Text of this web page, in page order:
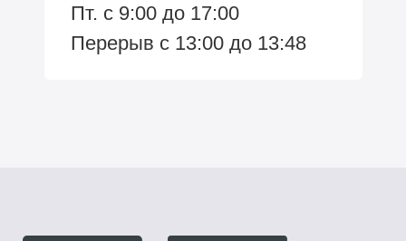
Пт. с 9:00 до 17:00
Перерыв с 13:00 до 13:48